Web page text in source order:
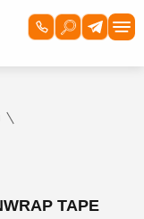
TAPE